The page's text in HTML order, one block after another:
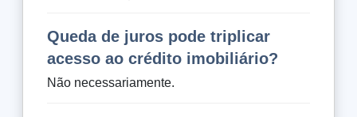
Queda de juros pode triplicar
acesso ao crédito imobiliário?
Não necessariamente.